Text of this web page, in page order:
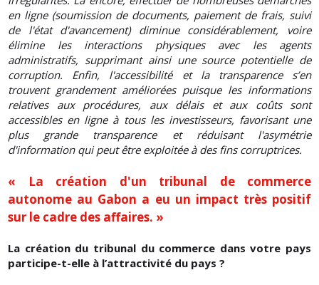
en ligne (soumission de documents, paiement de frais, suivi
de l'état d'avancement) diminue considérablement, voire
élimine les interactions physiques avec les agents
administratifs, supprimant ainsi une source potentielle de
corruption. Enfin, l'accessibilité et la transparence s’en
trouvent grandement améliorées puisque les informations
relatives aux procédures, aux délais et aux coûts sont
accessibles en ligne à tous les investisseurs, favorisant une
plus grande transparence et réduisant l'asymétrie
d'information qui peut être exploitée à des fins corruptrices.
« La création d'un tribunal de commerce
autonome au Gabon a eu un impact très positif
sur le cadre des affaires. »
La création du tribunal du commerce dans votre pays
participe-t-elle à l’attractivité du pays ?